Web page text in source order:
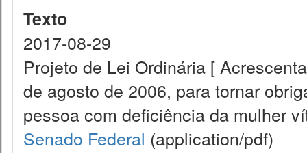
Texto
2017-08-29
Projeto de Lei Ordinária [
de agosto de 2006, para tornar
pessoa com deficiência da mulher
Senado Federal (application/pdf)